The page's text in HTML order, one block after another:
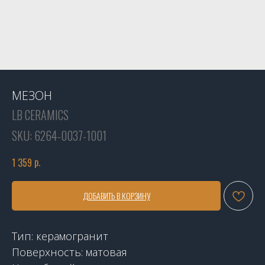
МЕЗОН
LB CERAMICS
SKU: 6264-0037-1001
1 359 р.
ДОБАВИТЬ В КОРЗИНУ
Тип: керамогранит
Поверхность: матовая